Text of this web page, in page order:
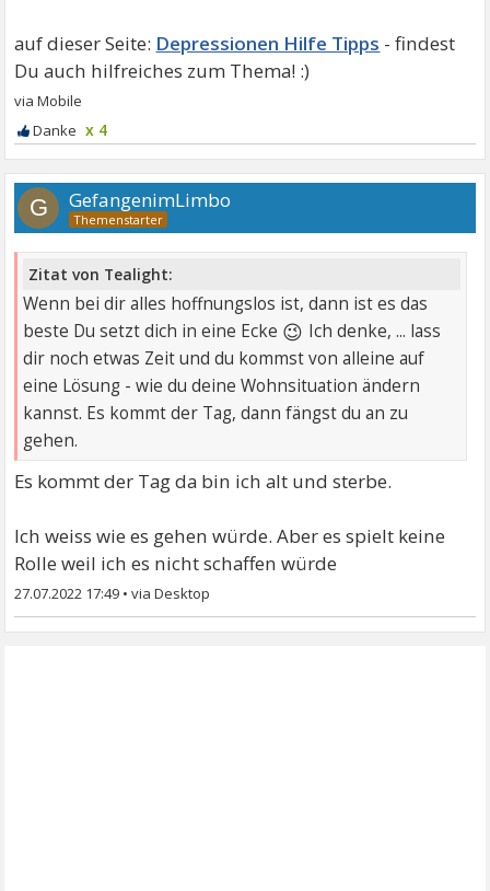
Depressionen Hilfe Tipps
x 4
G GefangenimLimbo
Zitat von Tealight:
Wenn bei dir alles hoffnungslos ist, dann ist es das
beste Du setzt dich in eine Ecke 😉 Ich denke, ... lass
dir noch etwas Zeit und du kommst von alleine auf
eine Lösung - wie du deine Wohnsituation ändern
kannst. Es kommt der Tag, dann fängst du an zu
gehen.
Es kommt der Tag da bin ich alt und sterbe.
Ich weiss wie es gehen würde. Aber es spielt keine
Rolle weil ich es nicht schaffen würde
27.07.2022 17:49 •